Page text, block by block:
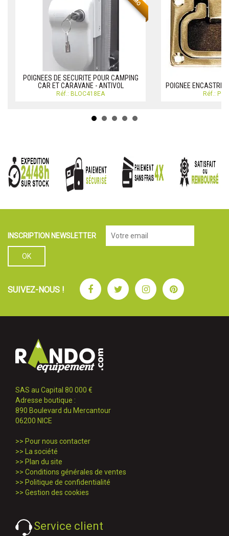
POIGNEES DE SECURITE POUR CAMPING
CAR ET CARAVANE - ANTIVOL
Réf.: BLOC418EA
POIGNEE
Réf.:
INSCRIPTION NEWSLETTER
SUIVEZ-NOUS ! FacebookTwitterInstagramPinterest
SAS au Capital 80 000 €
Adresse boutique :
890 Boulevard du Mercantour
06200 NICE
>> Pour nous contacter
>>
La société
>> Plan du site
>> Conditions générales de ventes
>> Politique de confidentialité
>> Gestion des cookies
Service client